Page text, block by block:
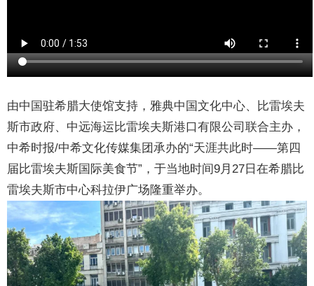
由中国驻希腊大使馆支持，雅典中国文化中心、比雷埃夫
斯市政府、中远海运比雷埃夫斯港口有限公司联合主办，
中希时报/中希文化传媒集团承办的“天涯共此时——第四
届比雷埃夫斯国际美食节”，于当地时间9月27日在希腊比
雷埃夫斯市中心科拉伊广场隆重举办。